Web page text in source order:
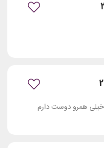
همرو دوست دارم